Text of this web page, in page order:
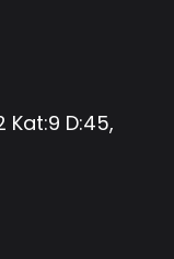
Kat:9 D:45,